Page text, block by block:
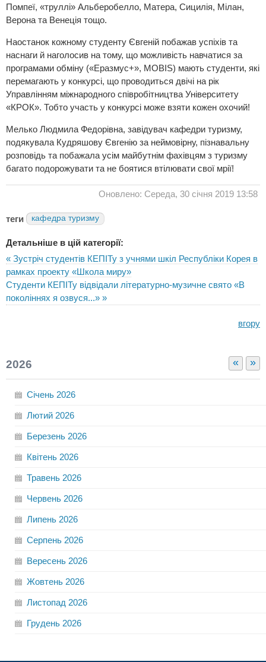
Помпеї, «труллі» Альберобелло, Матера, Сицилія, Мілан,
Верона та Венеція тощо.
Наостанок кожному студенту Євгеній побажав успіхів та
наснаги й наголосив на тому, що можливість навчатися за
програмами обміну («Еразмус+», MOBIS) мають студенти, які
перемагають у конкурсі, що проводиться двічі на рік
Управлінням міжнародного співробітництва Університету
«КРОК». Тобто участь у конкурсі може взяти кожен охочий!
Мелько Людмила Федорівна, завідувач кафедри туризму,
подякувала Кудряшову Євгенію за неймовірну, пізнавальну
розповідь та побажала усім майбутнім фахівцям з туризму
багато подорожувати та не боятися втілювати свої мрії!
Оновлено: Середа, 30 січня 2019 13:58
теги кафедра туризму
Детальніше в цій категорії:
« Зустріч студентів КЕПІТу з учнями шкіл Республіки Корея в
рамках проекту «Школа миру»
Студенти КЕПІТу відвідали літературно-музичне свято «В
поколіннях я озвуся...» »
вгору
« »
2026
Січень 2026
Лютий 2026
Березень 2026
Квітень 2026
Травень 2026
Червень 2026
Липень 2026
Серпень 2026
Вересень 2026
Жовтень 2026
Листопад 2026
Грудень 2026